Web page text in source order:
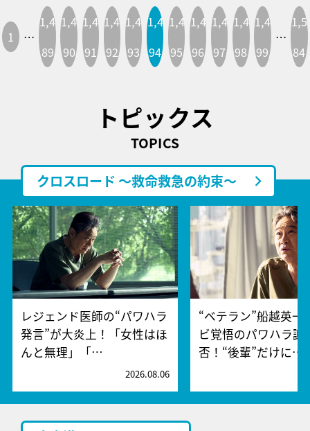
1 …
1,4
89
1,4
90
1,4
91
1,4
92
1,4
93
1,4
94
1,4
95
1,4
96
1,4
97
1,4
98
1,4
99
…
1,5
84
トピックス
TOPICS
クロスロード ～救命救急の約束～
レジェンド医師の“パワハラ
発言”が大炎上！「女性はほ
んと無理」「…
2026.08.06
“ベテラン”船越英一
ビ覚悟のパワハラ謝
否！“後輩”だけに…